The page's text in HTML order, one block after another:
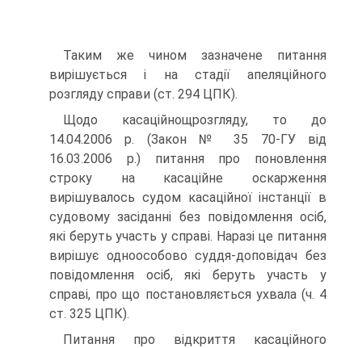
Таким же чином зазначене питання
вирішується і на стадії апеляційного
розгляду справи (ст. 294 ЦПК).
Щодо касаційнощрозгляду, то до
14.04.2006 р. (Закон № 35 70-ГУ від
16.03.2006 р.) питання про поновлення
строку на касаційне оскарження
вирішувалось судом касаційної інстанції в
судовому засіданні без повідомлення осіб,
які беруть участь у справі. Наразі це питання
вирішує одноособово суддя-доповідач без
повідомлення осіб, які беруть участь у
справі, про що постановляється ухвала (ч. 4
ст. 325 ЦПК).
Питання про відкриття касаційного